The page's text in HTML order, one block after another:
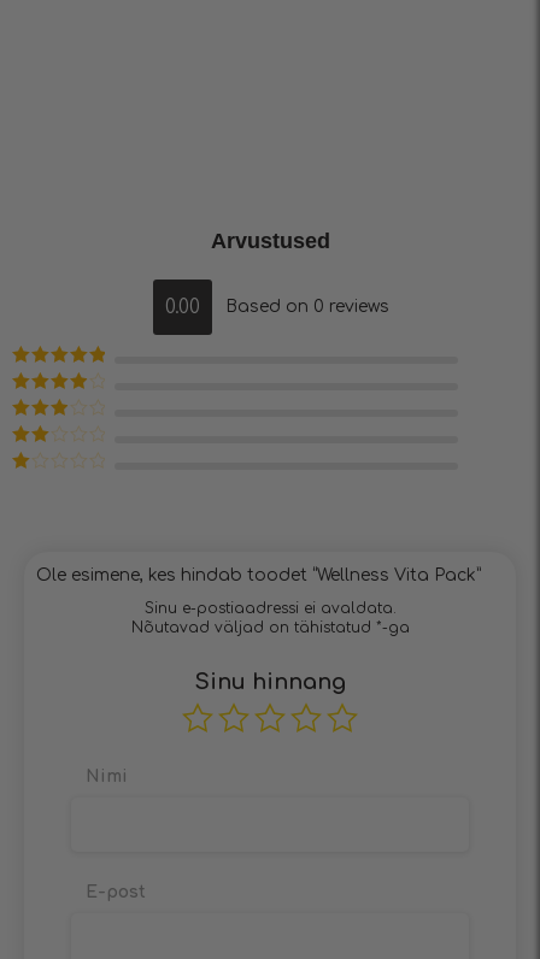
Arvustused
0.00 Based on 0 reviews
Hinnanguga
/ 5
Hinnanguga
4 / 5
Hinnanguga
/ 5
Hinnanguga
Ole esimene, kes hindab toodet “Wellness Vita Pack”
Sinu e-postiaadressi ei avaldata.
Nõutavad väljad on tähistatud *-ga
Sinu hinnang
Nimi
E-post